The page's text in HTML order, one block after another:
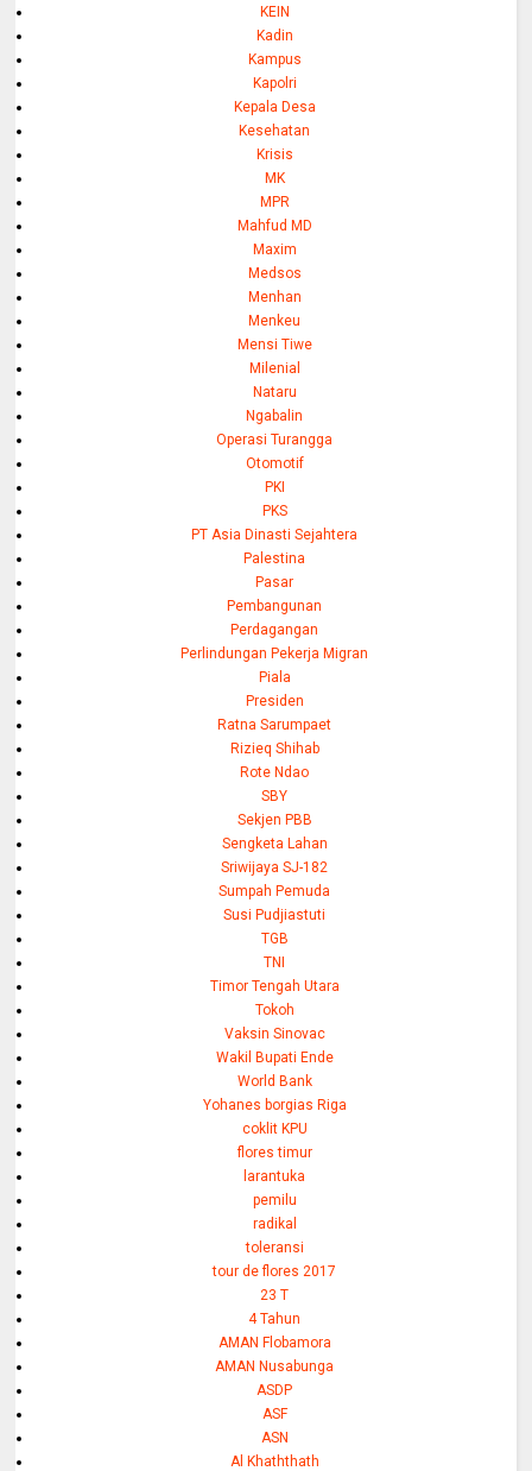
KEIN
Kadin
Kampus
Kapolri
Kepala Desa
Kesehatan
Krisis
MK
MPR
Mahfud MD
Maxim
Medsos
Menhan
Menkeu
Mensi Tiwe
Milenial
Nataru
Ngabalin
Operasi Turangga
Otomotif
PKI
PKS
PT Asia Dinasti Sejahtera
Palestina
Pasar
Pembangunan
Perdagangan
Perlindungan Pekerja Migran
Piala
Presiden
Ratna Sarumpaet
Rizieq Shihab
Rote Ndao
SBY
Sekjen PBB
Sengketa Lahan
Sriwijaya SJ-182
Sumpah Pemuda
Susi Pudjiastuti
TGB
TNI
Timor Tengah Utara
Tokoh
Vaksin Sinovac
Wakil Bupati Ende
World Bank
Yohanes borgias Riga
coklit KPU
flores timur
larantuka
pemilu
radikal
toleransi
tour de flores 2017
23 T
4 Tahun
AMAN Flobamora
AMAN Nusabunga
ASDP
ASF
ASN
Al Khaththath